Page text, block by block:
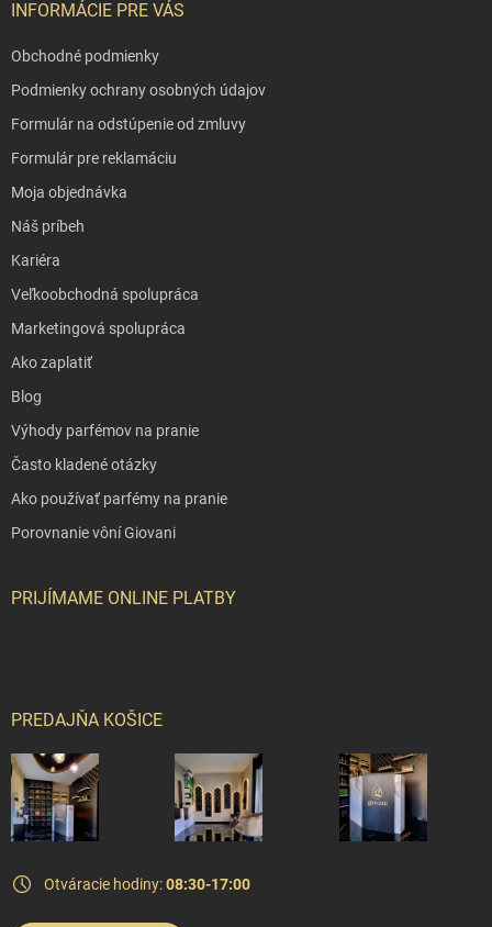
INFORMÁCIE PRE VÁS
Obchodné podmienky
Podmienky ochrany osobných údajov
Formulár na odstúpenie od zmluvy
Formulár pre reklamáciu
Moja objednávka
Náš príbeh
Kariéra
Veľkoobchodná spolupráca
Marketingová spolupráca
Ako zaplatiť
Blog
Výhody parfémov na pranie
Často kladené otázky
Ako používať parfémy na pranie
Porovnanie vôní Giovani
PRIJÍMAME ONLINE PLATBY
PREDAJŇA KOŠICE
Otváracie hodiny:08:30-17:00